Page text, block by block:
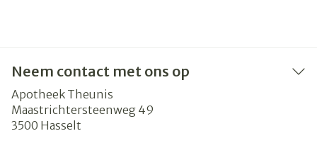
Neem contact met ons op
Apotheek Theunis
Maastrichtersteenweg 49
3500 Hasselt